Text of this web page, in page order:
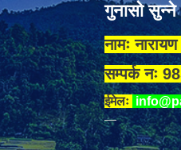
गुनासो सुन्ने
नामः
सम्पर्क नः
ईमेलः